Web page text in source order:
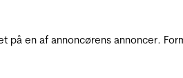
en af annoncørens annoncer.